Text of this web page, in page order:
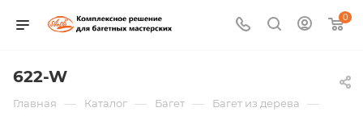
0
622-W
Главная — Каталог — Багет — Багет из дерева —